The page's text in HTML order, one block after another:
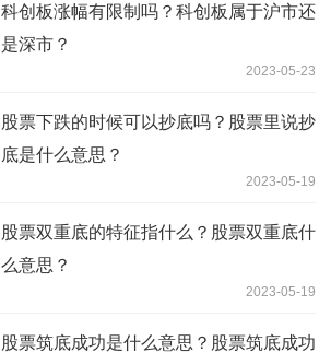
科创板涨幅有限制吗？科创板属于沪市还
是深市？
2023-05-23
股票下跌的时候可以抄底吗？股票里说抄
底是什么意思？
2023-05-19
股票双重底的特征指什么？股票双重底什
么意思？
2023-05-19
股票筑底成功是什么意思？股票筑底成功